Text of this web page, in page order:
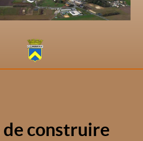
de construire